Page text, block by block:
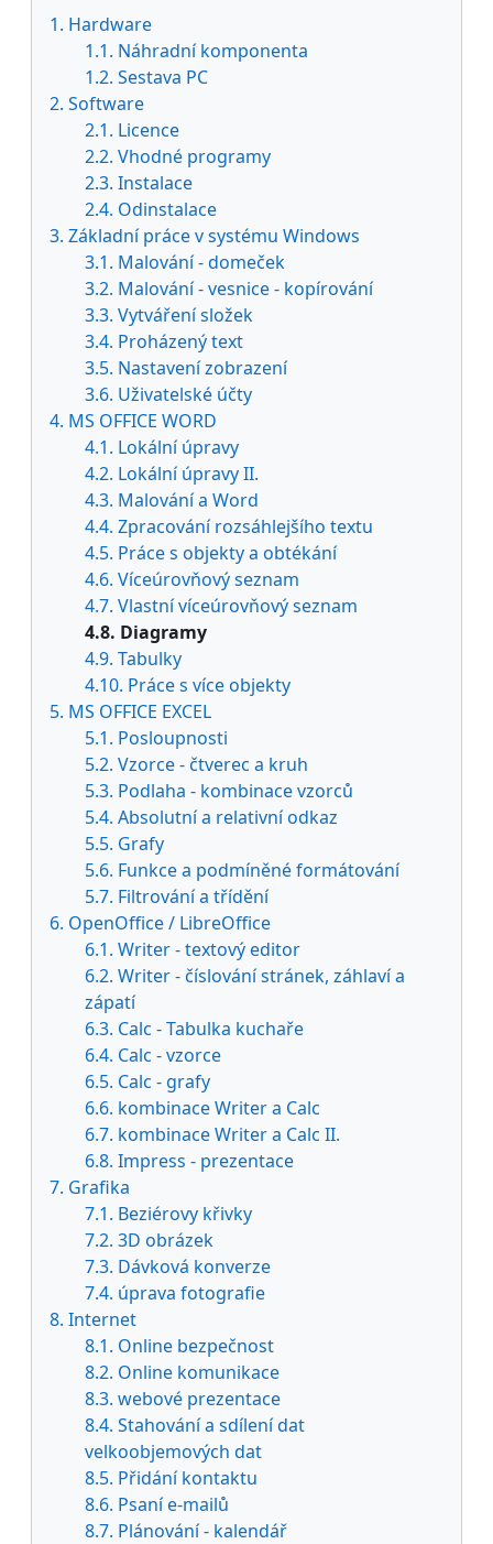
1. Hardware
1.1. Náhradní komponenta
1.2. Sestava PC
2. Software
2.1. Licence
2.2. Vhodné programy
2.3. Instalace
2.4. Odinstalace
3. Základní práce v systému Windows
3.1. Malování - domeček
3.2. Malování - vesnice - kopírování
3.3. Vytváření složek
3.4. Proházený text
3.5. Nastavení zobrazení
3.6. Uživatelské účty
4. MS OFFICE WORD
4.1. Lokální úpravy
4.2. Lokální úpravy II.
4.3. Malování a Word
4.4. Zpracování rozsáhlejšího textu
4.5. Práce s objekty a obtékání
4.6. Víceúrovňový seznam
4.7. Vlastní víceúrovňový seznam
4.8. Diagramy
4.9. Tabulky
4.10. Práce s více objekty
5. MS OFFICE EXCEL
5.1. Posloupnosti
5.2. Vzorce - čtverec a kruh
5.3. Podlaha - kombinace vzorců
5.4. Absolutní a relativní odkaz
5.5. Grafy
5.6. Funkce a podmíněné formátování
5.7. Filtrování a třídění
6. OpenOffice / LibreOffice
6.1. Writer - textový editor
6.2. Writer - číslování stránek, záhlaví a
zápatí
6.3. Calc - Tabulka kuchaře
6.4. Calc - vzorce
6.5. Calc - grafy
6.6. kombinace Writer a Calc
6.7. kombinace Writer a Calc II.
6.8. Impress - prezentace
7. Grafika
7.1. Beziérovy křivky
7.2. 3D obrázek
7.3. Dávková konverze
7.4. úprava fotografie
8. Internet
8.1. Online bezpečnost
8.2. Online komunikace
8.3. webové prezentace
8.4. Stahování a sdílení dat
velkoobjemových dat
8.5. Přidání kontaktu
8.6. Psaní e-mailů
8.7. Plánování - kalendář